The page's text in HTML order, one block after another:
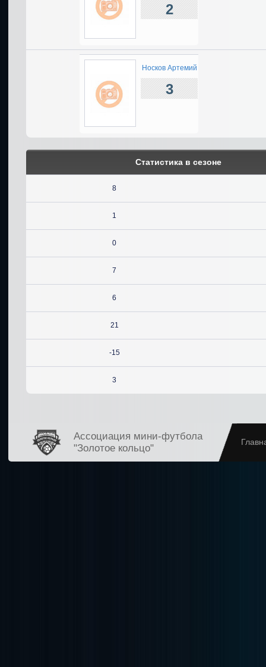
2
Носков Артемий
3
Статистика в сезоне
8
1
0
7
6
21
-15
3
Ассоциация мини-футбола
"Золотое кольцо"